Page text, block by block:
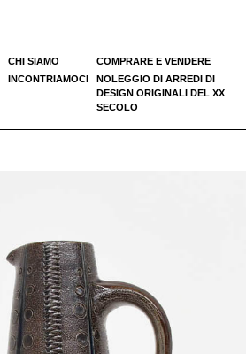
CHI SIAMO COMPRARE E VENDERE
INCONTRIAMOCI
NOLEGGIO DI ARREDI DI
DESIGN ORIGINALI DEL XX
SECOLO